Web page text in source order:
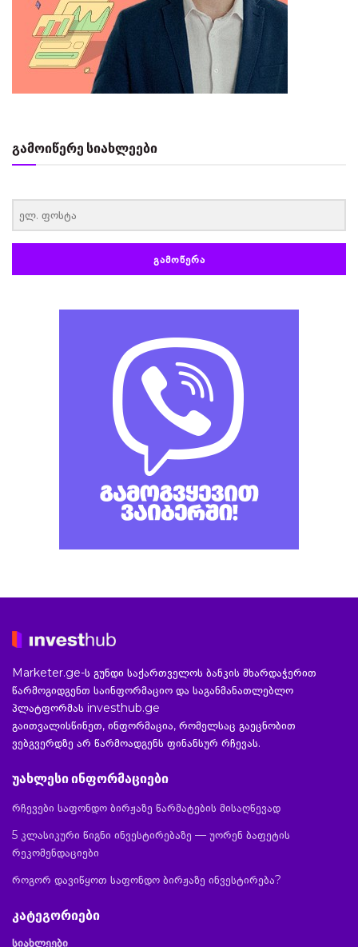
გამოიწერე სიახლეები
ᲒᲐᲛᲝᲬᲔᲠᲐ
Marketer.ge-ს გუნდი საქართველოს ბანკის მხარდაჭერით
წარმოგიდგენთ საინფორმაციო და საგანმანათლებლო
პლატფორმას investhub.ge
გაითვალისწინეთ, ინფორმაცია, რომელსაც გაეცნობით
ვებგვერდზე არ წარმოადგენს ფინანსურ რჩევას.
უახლესი ინფორმაციები
რჩევები საფონდო ბირჟაზე წარმატების მისაღწევად
5 კლასიკური წიგნი ინვესტირებაზე — უორენ ბაფეტის
რეკომენდაციები
როგორ დავიწყოთ საფონდო ბირჟაზე ინვესტირება?
კატეგორიები
სიახლეები